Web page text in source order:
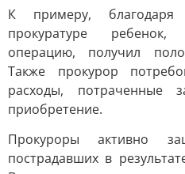
К примеру, благодаря
прокуратуре
операцию, получил
Также прокурор
расходы, потраченные
приобретение.
Прокуроры активно
пострадавших в